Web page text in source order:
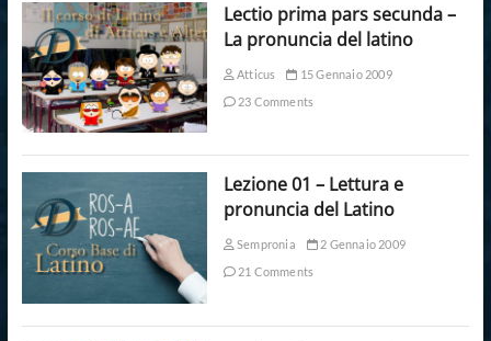
Lectio prima pars secunda –
La pronuncia del latino
Atticus
15 Gennaio 2009
23 Comments
Lezione 01 – Lettura e
pronuncia del Latino
Sempronia
2 Gennaio 2009
21 Comments